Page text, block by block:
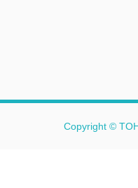
Copyright ©